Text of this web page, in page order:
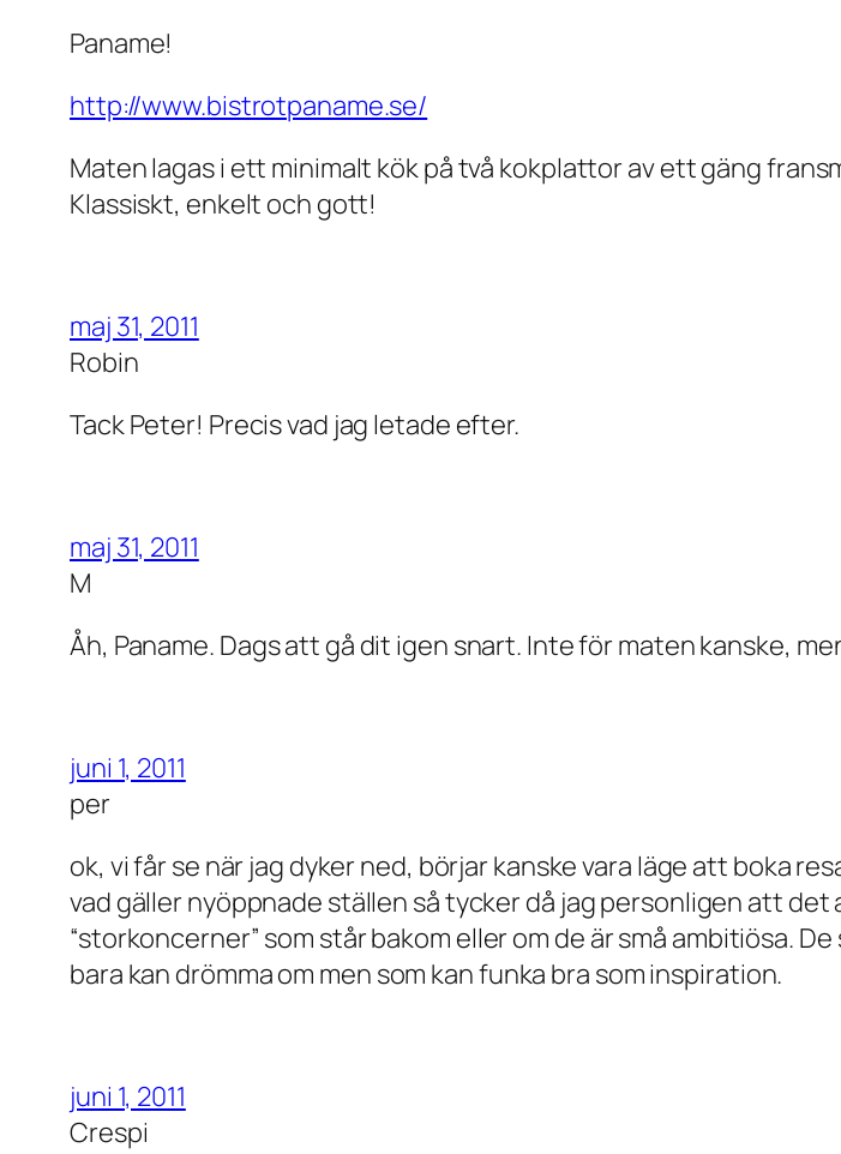
Paname!
http://www.bistrotpaname.se/
Maten lagas i ett minimalt kök på två kokplattor av ett gäng
Klassiskt, enkelt och gott!
maj 31, 2011
Robin
Tack Peter! Precis vad jag letade efter.
maj 31, 2011
M
Åh, Paname. Dags att gå dit igen snart. Inte för maten kanske,
juni 1, 2011
per
ok, vi får se när jag dyker ned, börjar kanske vara läge att boka
vad gäller nyöppnade ställen så tycker då jag personligen att
“storkoncerner” som står bakom eller om de är små ambitiösa.
bara kan drömma om men som kan funka bra som inspiration.
juni 1, 2011
Crespi